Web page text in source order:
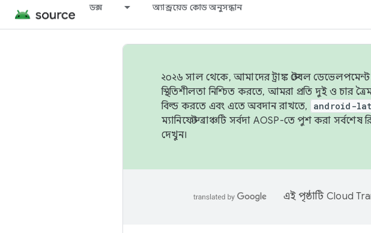
ডক্স অ্যান্ড্রয়েড কোড অনুসন্ধান
২০২৬ সাল থেকে, আমাদের ট্রাঙ্ক স্টেবল
স্থিতিশীলতা নিশ্চিত করতে, আমরা প্রতি দুই ও চার
বিল্ড করতে এবং এতে অবদান রাখতে,
android-
ম্যানিফেস্ট ব্রাঞ্চটি সর্বদা AOSP-তে পুশ করা
দেখুন।
এই পৃষ্ঠাটি Cloud